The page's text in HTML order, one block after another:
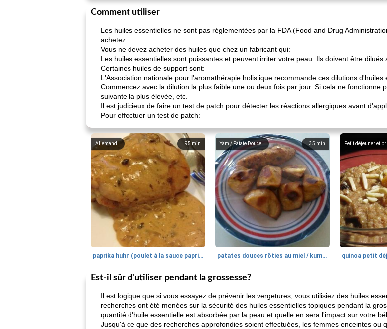
Comment utiliser
Les huiles essentielles ne sont pas réglementées par la FDA (Food and Drug
achetez.
Vous ne devez acheter des huiles que chez un fabricant qui:
Les huiles essentielles sont puissantes et peuvent irriter votre peau. Ils doivent être
Certaines huiles de support sont:
L'Association nationale pour l'aromathérapie holistique recommande ces dilutions d'huiles
Commencez avec la dilution la plus faible une ou deux fois par jour. Si cela ne fonctionne
suivante la plus élevée, etc.
Il est judicieux de faire un test de patch pour détecter les réactions allergiques avant
Pour effectuer un test de patch:
95min
Allemand
paprika huhn (poulet à la sauce paprika).
35 min
Yam / Patate Douce
patates douces rôties au miel / kumara
Petit déjeuner et
quinoa petit
Est-il sûr d'utiliser pendant la grossesse?
Il est logique que si vous essayez de prévenir les vergetures, vous utilisiez des huiles
recherches ont été menées sur la sécurité des huiles essentielles topiques pendant la
quantité d'huile essentielle est absorbée par la peau et quelle en sera l'impact sur votre
Jusqu'à ce que des recherches approfondies soient effectuées, les femmes enceintes ou